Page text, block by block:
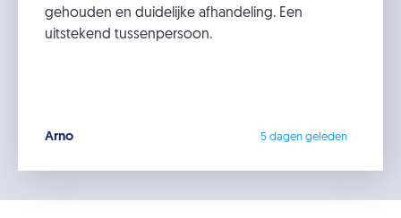
gehouden en duidelijke afhandeling. Een
uitstekend tussenpersoon.
Arno 5 dagen geleden